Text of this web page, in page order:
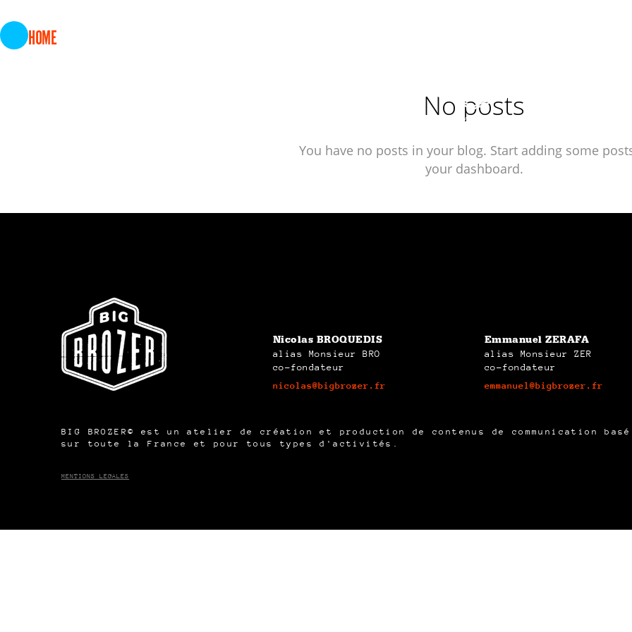
HOME
No posts
You have no posts in your blog. Start adding some
your dashboard.
Nicolas BROQUEDIS
alias Monsieur BRO
co-fondateur
nicolas@bigbrozer.fr
Emmanuel ZERAFA
alias Monsieur ZER
co-fondateur
emmanuel@bigbrozer.fr
BIG BROZER© est un atelier de création et production de contenus de communication
sur toute la France et pour tous types d'activités.
MENTIONS LEGALES